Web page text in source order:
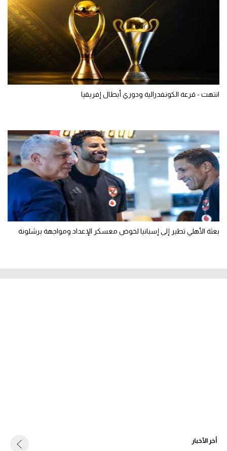
انتهت - قرعة الكونفدرالية ودوري أبطال إفريقيا
بعثة الأهلي تطير إلى إسبانيا لخوض معسكر الإعداد ومواجهة برشلونة
أخر الأخبار